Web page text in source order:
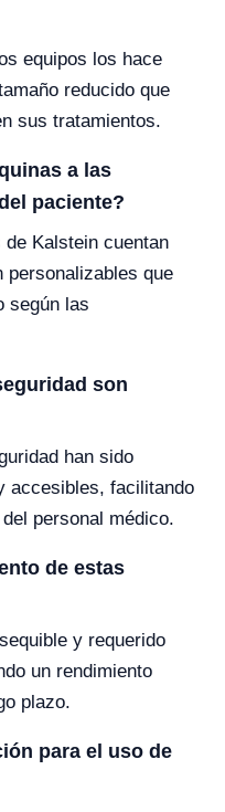
equipos los hace
reducido que
sus tratamientos.
a las
paciente?
Kalstein cuentan
personalizables que
según las
son
han sido
accesibles, facilitando
personal médico.
de estas
y requerido
un rendimiento
plazo.
para el uso de